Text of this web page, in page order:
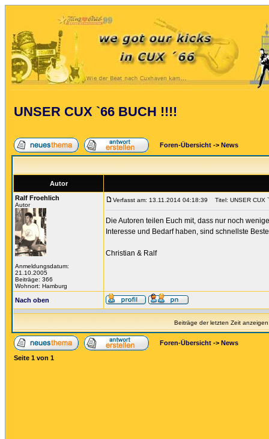
UNSER CUX `66 BUCH !!!!
Foren-Übersicht -> News
Autor
Ralf Froehlich
Autor
Anmeldungsdatum:
21.10.2005
Beiträge: 366
Wohnort: Hamburg
Verfasst am: 13.11.2014 04:18:39 Titel: UNSER CUX
Die Autoren teilen Euch mit, dass nur noch
Interesse und Bedarf haben, sind schnellste
Christian & Ralf
Nach oben
Beiträge der letzten Zeit
Foren-Übersicht -> News
Seite 1 von 1